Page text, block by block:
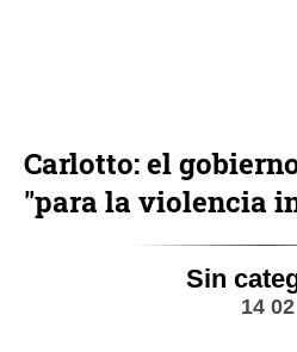
Carlotto: el
"para la violencia
Sin
14 02